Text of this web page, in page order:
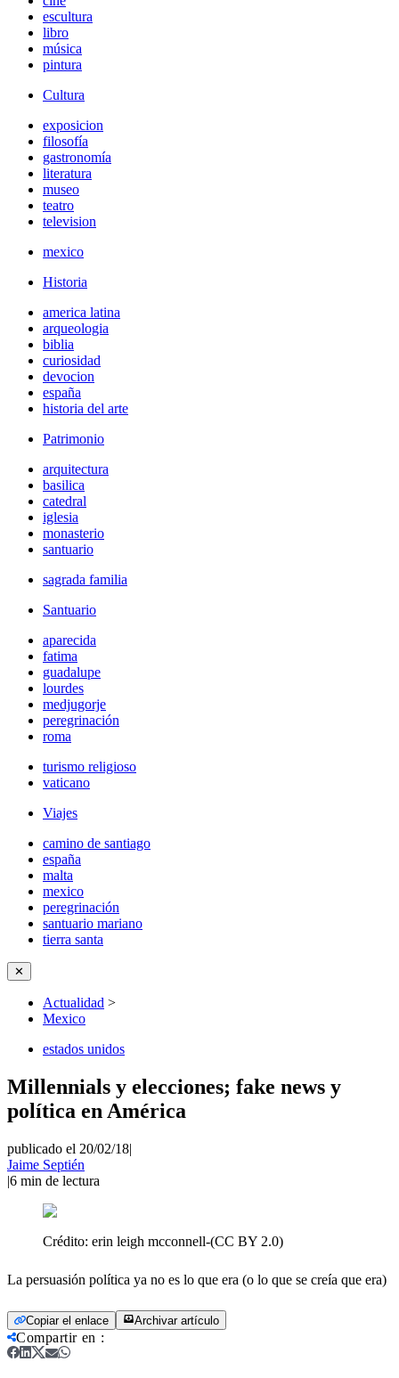
escultura
libro
música
pintura
Cultura
exposicion
filosofía
gastronomía
literatura
museo
teatro
television
mexico
Historia
america latina
arqueologia
biblia
curiosidad
devocion
españa
historia del arte
Patrimonio
arquitectura
basilica
catedral
iglesia
monasterio
santuario
sagrada familia
Santuario
aparecida
fatima
guadalupe
lourdes
medjugorje
peregrinación
roma
turismo religioso
vaticano
Viajes
camino de santiago
españa
malta
mexico
peregrinación
santuario mariano
tierra santa
✕
Actualidad >
Mexico
estados unidos
Millennials y elecciones; fake news y
política en América
publicado el 20/02/18|
Jaime Septién
|6 min de lectura
Crédito: erin leigh mcconnell-(CC BY 2.0)
La persuasión política ya no es lo que era (o lo que se creía que era)
Copiar el enlace Archivar artículo
Compartir en :